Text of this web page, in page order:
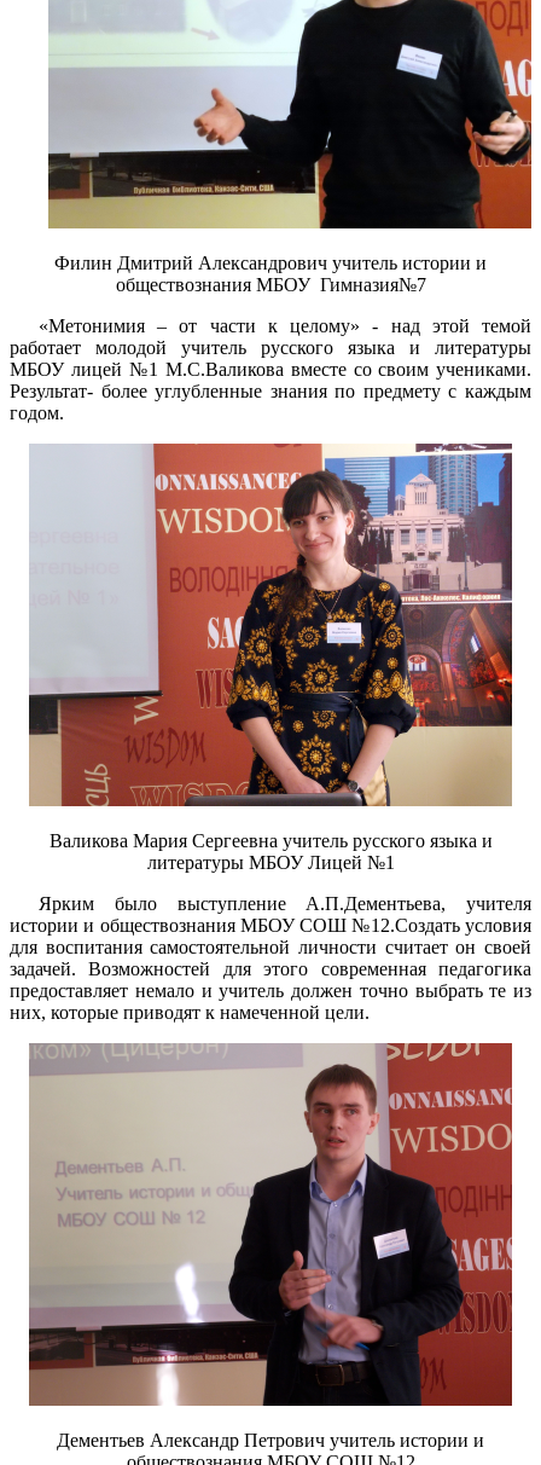
Филин Дмитрий Александрович учитель истории и
обществознания МБОУ Гимназия№7
«Метонимия – от части к целому» - над этой темой
работает молодой учитель русского языка и литературы
МБОУ лицей №1 М.С.Валикова вместе со своим учениками.
Результат- более углубленные знания по предмету с каждым
годом.
Валикова Мария Сергеевна учитель русского языка и
литературы МБОУ Лицей №1
Ярким было выступление А.П.Дементьева, учителя
истории и обществознания МБОУ СОШ №12.Создать условия
для воспитания самостоятельной личности считает он своей
задачей. Возможностей для этого современная педагогика
предоставляет немало и учитель должен точно выбрать те из
них, которые приводят к намеченной цели.
Дементьев Александр Петрович учитель истории и